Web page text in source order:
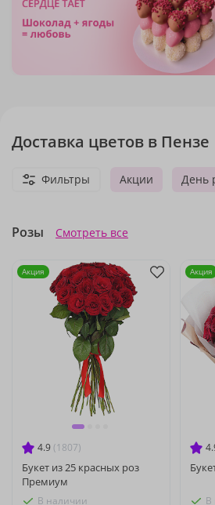
Доставка цветов в Пензе
Акции День
Фильтры
Розы Смотреть все
4.9 (1807)
Букет из 25 красных роз
Премиум
В наличии
Акция
В
Акция